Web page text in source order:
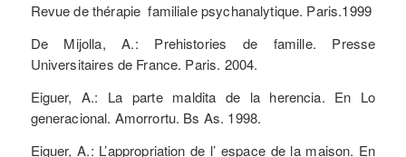
Revue de thérapie familiale psychanalytique. Paris.1999
De Mijolla, A.: Prehistories de famille. Presse
Universitaires de France. Paris. 2004.
Eiguer, A.: La parte maldita de la herencia. En Lo
generacional. Amorrortu. Bs As. 1998.
Eiguer, A.: L’appropriation de l’ espace de la maison. En